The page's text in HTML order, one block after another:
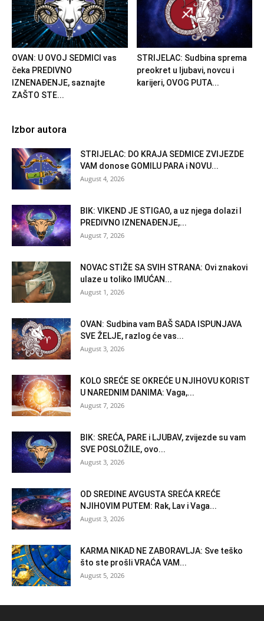
OVAN: U OVOJ SEDMICI vas
čeka PREDIVNO
IZNENAĐENJE, saznajte
ZAŠTO STE...
STRIJELAC: Sudbina sprema
preokret u ljubavi, novcu i
karijeri, OVOG PUTA...
Izbor autora
STRIJELAC: DO KRAJA SEDMICE ZVIJEZDE
VAM donose GOMILU PARA i NOVU...
August 4, 2026
BIK: VIKEND JE STIGAO, a uz njega dolazi I
PREDIVNO IZNENAĐENJE,...
August 7, 2026
NOVAC STIŽE SA SVIH STRANA: Ovi znakovi
ulaze u toliko IMUĆAN...
August 1, 2026
OVAN: Sudbina vam BAŠ SADA ISPUNJAVA
SVE ŽELJE, razlog će vas...
August 3, 2026
KOLO SREĆE SE OKREĆE U NJIHOVU KORIST
U NAREDNIM DANIMA: Vaga,...
August 7, 2026
BIK: SREĆA, PARE i LJUBAV, zvijezde su vam
SVE POSLOŽILE, ovo...
August 3, 2026
OD SREDINE AVGUSTA SREĆA KREĆE
NJIHOVIM PUTEM: Rak, Lav i Vaga...
August 3, 2026
KARMA NIKAD NE ZABORAVLJA: Sve teško
što ste prošli VRAĆA VAM...
August 5, 2026